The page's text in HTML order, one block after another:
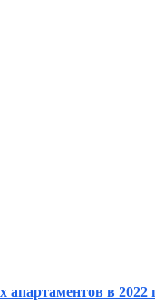
в 2022